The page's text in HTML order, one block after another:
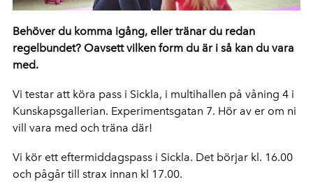
Behöver du komma igång, eller tränar du redan
regelbundet? Oavsett vilken form du är i så kan du vara
med.
Vi testar att köra pass i Sickla, i multihallen på våning 4 i
Kunskapsgallerian. Experimentsgatan 7. Hör av er om ni
vill vara med och träna där!
Vi kör ett eftermiddagspass i Sickla. Det börjar kl. 16.00
och pågår till strax innan kl 17.00.